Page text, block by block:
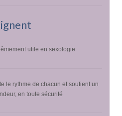
utile en sexologie
le rythme de chacun et soutient un
en toute sécurité